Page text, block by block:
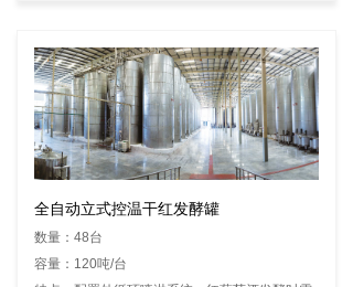
全自动立式控温干红发酵罐
数量：48台
容量：120吨/台